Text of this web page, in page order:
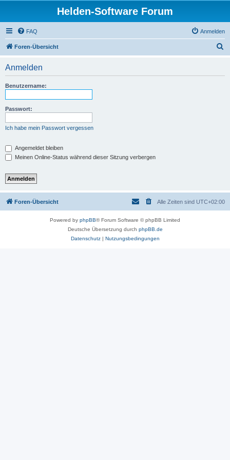
Helden-Software Forum
FAQ Anmelden
Foren-Übersicht
Anmelden
Benutzername:
Passwort:
Ich habe mein Passwort vergessen
Angemeldet bleiben
Meinen Online-Status während dieser Sitzung verbergen
Foren-Übersicht Alle Zeiten sind UTC+02:00
Powered by phpBB® Forum Software © phpBB Limited
Deutsche Übersetzung durch phpBB.de
Datenschutz| Nutzungsbedingungen